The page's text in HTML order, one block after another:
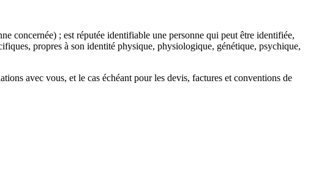
concernée) ; est réputée identifiable une personne qui peut être identifiée,
propres à son identité physique, physiologique, génétique, psychique,
avec vous, et le cas échéant pour les devis, factures et conventions de